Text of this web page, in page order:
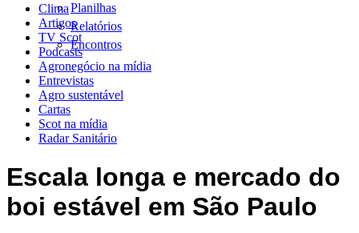
Planilhas
Relatórios
Encontros
Clima
Artigos
TV Scot
Podcasts
Agronegócio na mídia
Entrevistas
Agro sustentável
Cartas
Scot na mídia
Radar Sanitário
Escala longa e mercado do
boi estável em São Paulo